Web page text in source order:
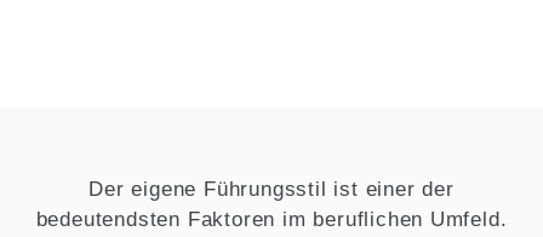
Der eigene Führungsstil ist einer der
bedeutendsten Faktoren im beruflichen Umfeld.